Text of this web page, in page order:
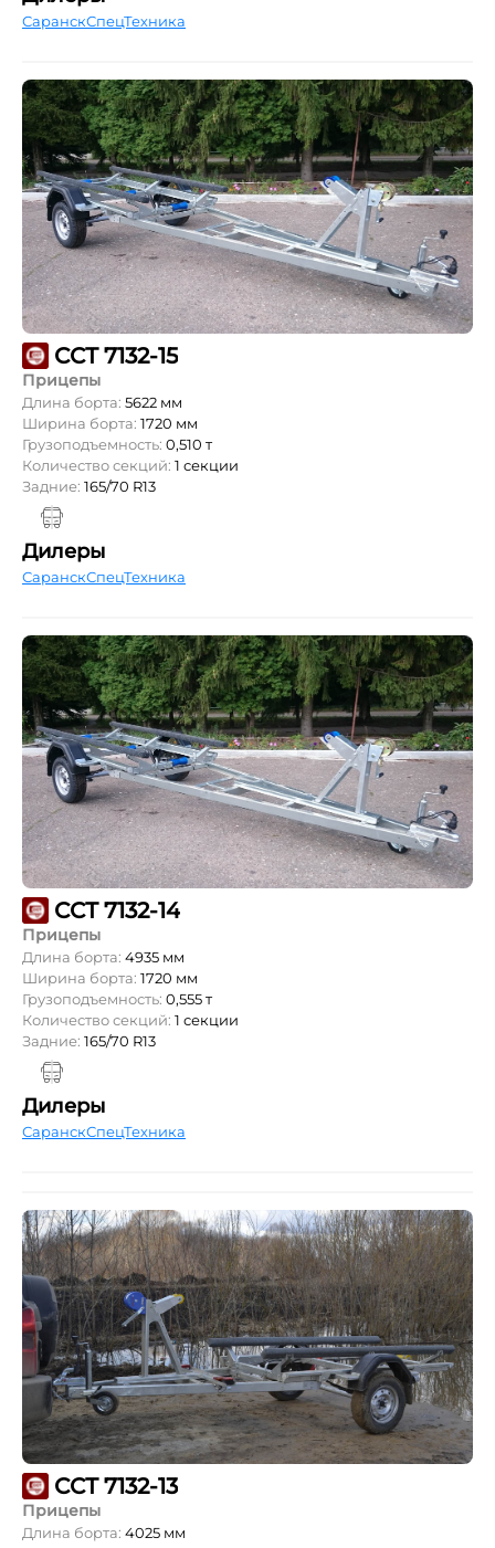
СаранскСпецТехника
ССТ 7132-15
Прицепы
Длина борта: 5622 мм
Ширина борта: 1720 мм
Грузоподъемность: 0,510 т
Количество секций: 1 секции
Задние: 165/70 R13
Дилеры
СаранскСпецТехника
ССТ 7132-14
Прицепы
Длина борта: 4935 мм
Ширина борта: 1720 мм
Грузоподъемность: 0,555 т
Количество секций: 1 секции
Задние: 165/70 R13
Дилеры
СаранскСпецТехника
ССТ 7132-13
Прицепы
Длина борта: 4025 мм